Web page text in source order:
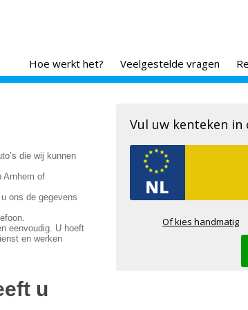
Hoe werkt het? Veelgestelde vragen
die wij kunnen
Arnhem of
ons de gegevens
eenvoudig. U hoeft
en werken
u
Vul uw kenteken
Of kies handmatig